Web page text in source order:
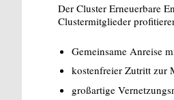
Der Cluster Erneuerbare
Clustermitglieder
Gemeinsame Anreise
kostenfreier Zutritt zur
großartige